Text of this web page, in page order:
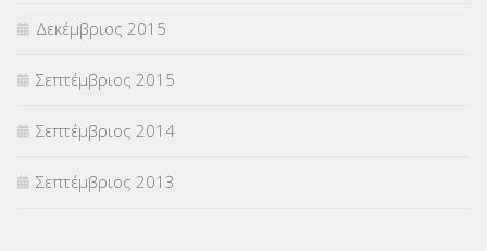
Δεκέμβριος 2015
Σεπτέμβριος 2015
Σεπτέμβριος 2014
Σεπτέμβριος 2013